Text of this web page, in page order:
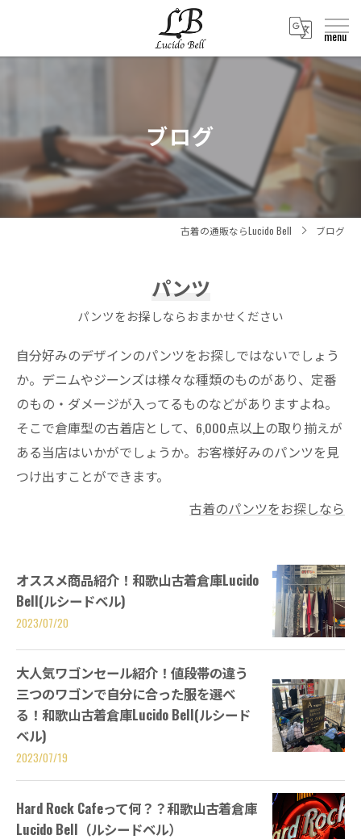
ブログ
古着の通販ならLucido Bell ブログ
パンツ
パンツをお探しならおまかせください
自分好みのデザインのパンツをお探しではないでしょう
か。デニムやジーンズは様々な種類のものがあり、定番
のもの・ダメージが入ってるものなどがありますよね。
そこで倉庫型の古着店として、6,000点以上の取り揃えが
ある当店はいかがでしょうか。お客様好みのパンツを見
つけ出すことができます。
古着のパンツをお探しなら
オススメ商品紹介！和歌山古着倉庫Lucido
Bell(ルシードベル)
2023/07/20
大人気ワゴンセール紹介！値段帯の違う
三つのワゴンで自分に合った服を選べ
る！和歌山古着倉庫Lucido Bell(ルシード
ベル)
2023/07/19
Hard Rock Cafeって何？？和歌山古着倉庫
Lucido Bell（ルシードベル）